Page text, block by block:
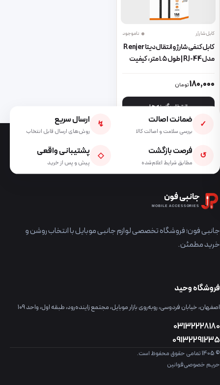
کابل شارژر ناموجود
کابل کنفی شارژ و انتقال دیتا Renjer
مدل RJ-44 | طول ۱.۵ متر، کیفیت
180,000تومان
انتخاب گزینه ها
این محصول دارای انواع مختلفی می باشد. گزینه ها ممکن است در
✓ ضمانت اصالت
بررسی سلامت و اصالت کالا
↯ ارسال سریع
روش‌های ارسال قابل انتخاب
↺ فرصت بازگشت
مطابق شرایط اعلام‌شده
◇ پشتیبانی واقعی
پیش و پس از خرید
جانبی فون
MOBILE ACCESSORIES
جانبی فون؛ فروشگاه تخصصی لوازم جانبی موبایل با انتخاب روشن و
خرید مطمئن.
فروشگاه وحید
اصفهان، خیابان فردوسی، روبه‌روی بازار موبایل، مجتمع زاینده‌رود، طبقه اول، واحد ۱۰۹
03132228180
09132291235
© 1405 تمامی حقوق محفوظ است.
حریم خصوصیقوانین